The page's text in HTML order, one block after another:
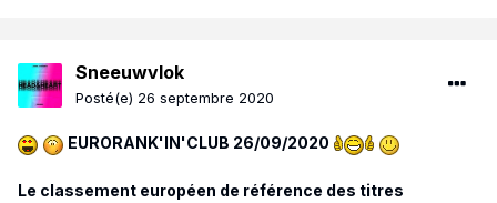
Sneeuwvlok
Posté(e) 26 septembre 2020
EURORANK'IN'CLUB 26/09/2020
Le classement européen de référence des titres